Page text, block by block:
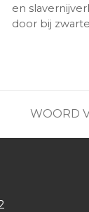
en
door bij
post:
WOORD